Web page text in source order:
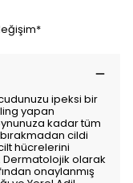
ipeksi bir
yapan
kadar tüm
cildi
hücrelerini
olarak
onaylanmış